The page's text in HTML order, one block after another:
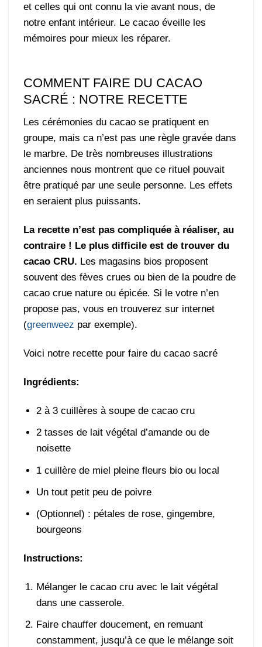
et celles qui ont connu la vie avant nous, de
notre enfant intérieur. Le cacao éveille les
mémoires pour mieux les réparer.
COMMENT FAIRE DU CACAO
SACRÉ : NOTRE RECETTE
Les cérémonies du cacao se pratiquent en
groupe, mais ca n’est pas une règle gravée dans
le marbre. De très nombreuses illustrations
anciennes nous montrent que ce rituel pouvait
être pratiqué par une seule personne. Les effets
en seraient plus puissants.
La recette n’est pas compliquée à réaliser, au
contraire ! Le plus difficile est de trouver du
cacao CRU. Les magasins bios proposent
souvent des fèves crues ou bien de la poudre de
cacao crue nature ou épicée. Si le votre n’en
propose pas, vous en trouverez sur internet
(greenweez par exemple).
Voici notre recette pour faire du cacao sacré
Ingrédients:
2 à 3 cuillères à soupe de cacao cru
2 tasses de lait végétal d’amande ou de
noisette
1 cuillère de miel pleine fleurs bio ou local
Un tout petit peu de poivre
(Optionnel) : pétales de rose, gingembre,
bourgeons
Instructions:
Mélanger le cacao cru avec le lait végétal
dans une casserole.
Faire chauffer doucement, en remuant
constamment, jusqu’à ce que le mélange soit